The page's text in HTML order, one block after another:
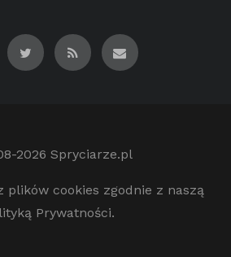
2026 Spryciarze.pl
plików cookies zgodnie z naszą
Prywatności.